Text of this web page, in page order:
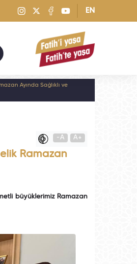
EN
Ayında Sağlıklı ve
-A A+
Ramazan
büyüklerimiz Ramazan